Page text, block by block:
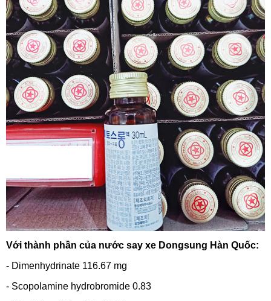
Với thành phần của nước say xe Dongsung Hàn Quốc:
- Dimenhydrinate 116.67 mg
- Scopolamine hydrobromide 0.83